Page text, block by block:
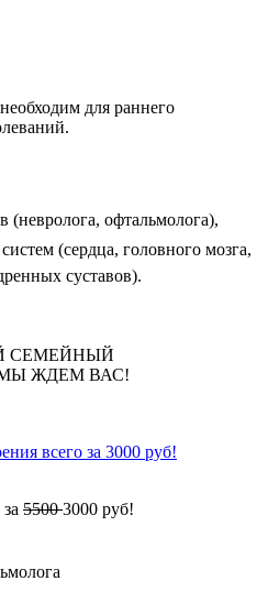
для раннего
офтальмолога),
(сердца, головного мозга,
суставов).
СЕМЕЙНЫЙ
ЖДЕМ ВАС!
всего за 3000 руб!
55003000 руб!